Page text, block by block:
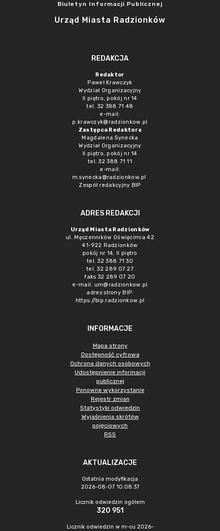
Biuletyn Informacji Publicznej
Urząd Miasta Radzionków
REDAKCJA
Redaktor
Paweł Krawczyk
Wydział Organizacyjny
II piętro, pokój nr 14
tel. 32 388 71 48
e-mail:
p.krawczyk@radzionkow.pl
Zastępca Redaktora
Magdalena Synecka
Wydział Organizacyjny
II piętro, pokój nr 14
tel. 32 388 71 11
e-mail:
m.synecka@radzionkow.pl
Zespół redakcyjny BIP
ADRES REDAKCJI
Urząd Miasta Radzionków
ul. Męczenników Oświęcimia 42
41-922 Radzionków
pokój nr 14, II piętro
tel. 32 388 71 30
tel. 32 289 07 27
faks 32 289 07 20
e-mail: um@radzionkow.pl
adres strony BIP:
https://bip.radzionkow.pl
INFORMACJE
Mapa strony
Dostępność cyfrowa
Ochrona danych osobowych
Udostępnienie informacji
publicznej
Ponowne wykorzystanie
Rejestr zmian
Statystyki odwiedzin
Wyjaśnienia skrótów
pojęciowych
RSS
AKTUALIZACJE
Ostatnia modyfikacja
2026-08-07 10:08:37
Licznik odwiedzin ogółem
320 951
Licznik odwiedzin w m-cu 2026-